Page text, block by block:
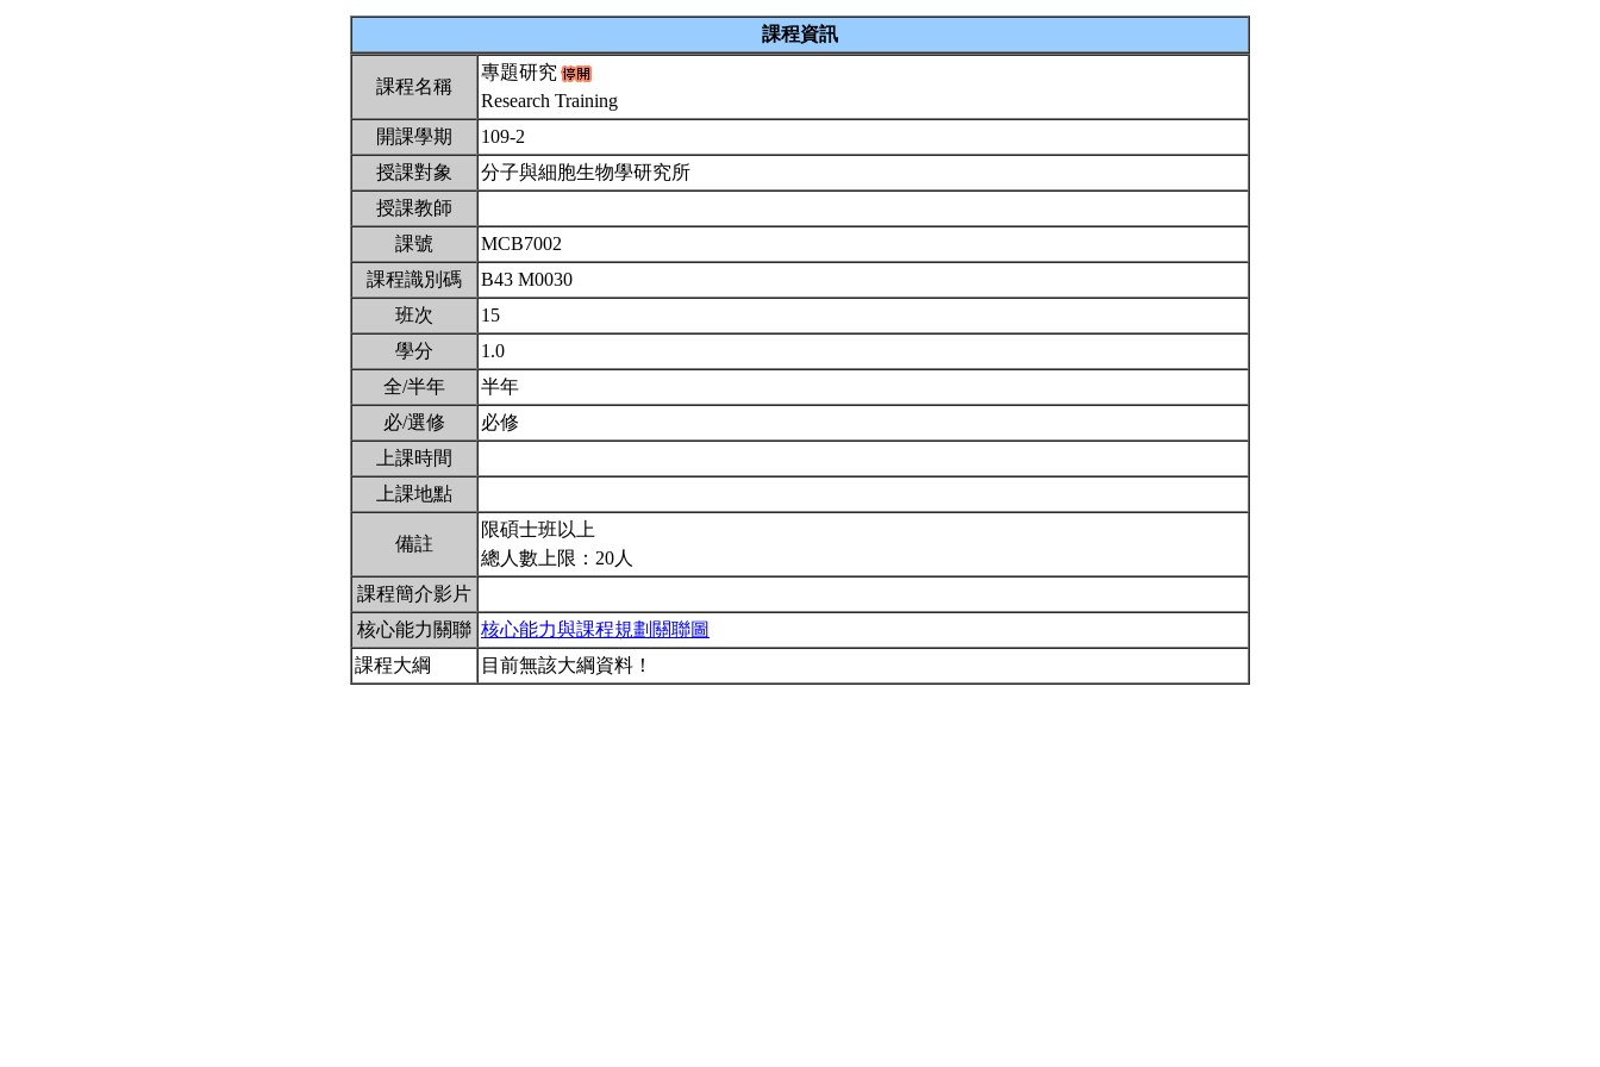
課程資訊
課程名稱
專題研究
Research Training
開課學期
109-2
授課對象
分子與細胞生物學研究所
授課教師
課號
MCB7002
課程識別碼
B43 M0030
班次
15
學分
1.0
全/半年
半年
必/選修
必修
上課時間
上課地點
備註
限碩士班以上
總人數上限：20人
課程簡介影片
核心能力關聯 核心能力與課程規劃關聯圖
課程大綱
目前無該大綱資料！